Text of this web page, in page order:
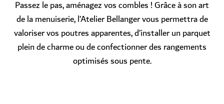
Passez le pas, aménagez vos combles ! Grâce à son art
de la menuiserie, l’Atelier Bellanger vous permettra de
valoriser vos poutres apparentes, d’installer un parquet
plein de charme ou de confectionner des rangements
optimisés sous pente.